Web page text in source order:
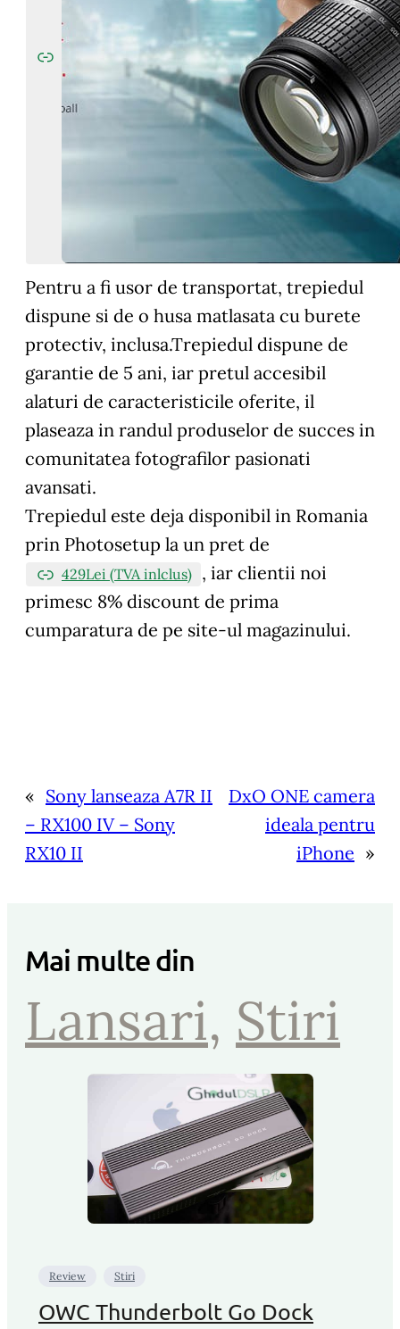
Pentru a fi usor de transportat, trepiedul
dispune si de o husa matlasata cu burete
protectiv, inclusa.Trepiedul dispune de
garantie de 5 ani, iar pretul accesibil
alaturi de caracteristicile oferite, il
plaseaza in randul produselor de succes in
comunitatea fotografilor pasionati
avansati.
Trepiedul este deja disponibil in Romania
prin Photosetup la un pret de
429Lei (TVA inlclus) , iar clientii noi
primesc 8% discount de prima
cumparatura de pe site-ul magazinului.
« Sony lanseaza A7R II
– RX100 IV – Sony
RX10 II
DxO ONE camera
ideala pentru
iPhone »
Mai multe din
Lansari, Stiri
Review Stiri
OWC Thunderbolt Go Dock